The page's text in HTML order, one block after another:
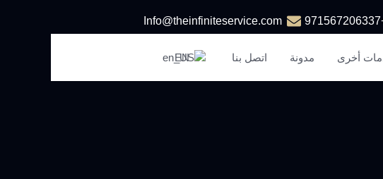
Info@theinfiniteservice.com
أخرى مدونة اتصل بنا EN